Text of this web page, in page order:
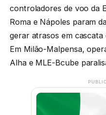
controladores de voo da
Roma e Nápoles param
gerar atrasos em
Em Milão-Malpensa,
Alha e MLE-Bcube